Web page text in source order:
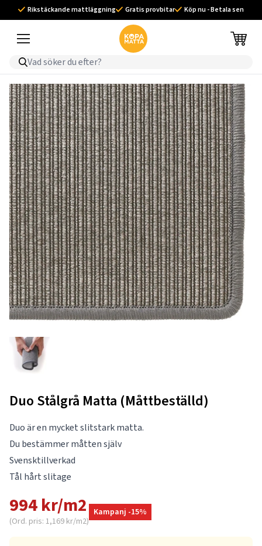
Rikstäckande mattläggning Gratis provbitar Köp nu - Betala sen
Duo Stålgrå Matta (Måttbeställd)
Duo är en mycket slitstark matta.
Du bestämmer måtten själv
Svensktillverkad
Tål hårt slitage
994 kr/m2
(Ord. pris: 1,169 kr/m2)
Kampanj -15%